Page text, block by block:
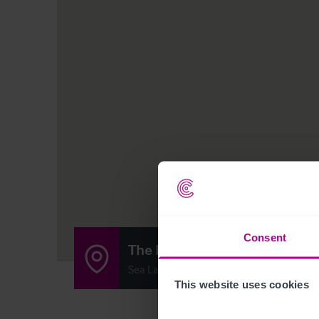
Consent
This website uses cookies
The Mint Arcade
Sea Lane, Skegness, Lincolnshire PE25